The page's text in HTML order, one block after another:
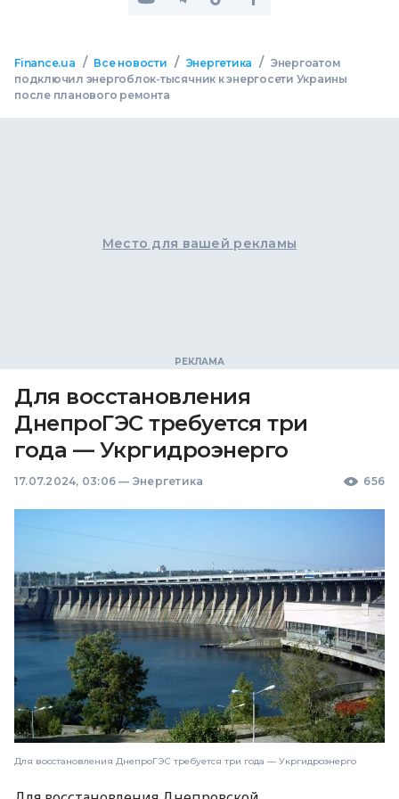
Finance.ua / Все новости / Энергетика / Энергоатом
подключил энергоблок-тысячник к энергосети Украины
после планового ремонта
Место для вашей рекламы
Для восстановления
ДнепроГЭС требуется три
года — Укргидроэнерго
17.07.2024, 03:06 — Энергетика 656
Для восстановления ДнепроГЭС требуется три года — Укргидроэнерго